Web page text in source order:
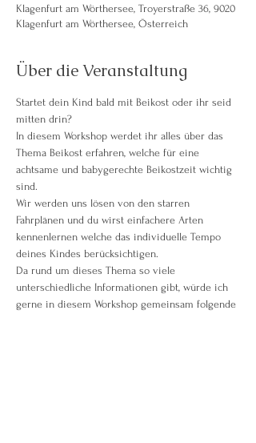
Klagenfurt am Wörthersee, Troyerstraße 36, 9020
Klagenfurt am Wörthersee, Österreich
Über die Veranstaltung
Startet dein Kind bald mit Beikost oder ihr seid
mitten drin?
In diesem Workshop werdet ihr alles über das
Thema Beikost erfahren, welche für eine
achtsame und babygerechte Beikostzeit wichtig
sind.
Wir werden uns lösen von den starren
Fahrplänen und du wirst einfachere Arten
kennenlernen welche das individuelle Tempo
deines Kindes berücksichtigen.
Da rund um dieses Thema so viele
unterschiedliche Informationen gibt, würde ich
gerne in diesem Workshop gemeinsam folgende